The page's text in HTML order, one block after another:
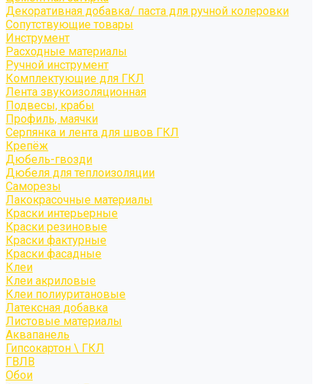
Декоративная добавка/ паста для ручной колеровки
Сопутствующие товары
Инструмент
Расходные материалы
Ручной инструмент
Комплектующие для ГКЛ
Лента звукоизоляционная
Подвесы, крабы
Профиль, маячки
Серпянка и лента для швов ГКЛ
Крепёж
Дюбель-гвозди
Дюбеля для теплоизоляции
Саморезы
Лакокрасочные материалы
Краски интерьерные
Краски резиновые
Краски фактурные
Краски фасадные
Клеи
Клеи акриловые
Клеи полиуритановые
Латексная добавка
Листовые материалы
Аквапанель
Гипсокартон \ ГКЛ
ГВЛВ
Обои